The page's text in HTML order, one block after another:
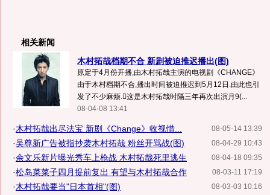
相关新闻
木村拓哉档期不合 新剧被迫推迟播出(图)
原定于4月份开播,由木村拓哉主演的电视剧《CHANGE》
由于木村档期不合,播出时间被迫推迟到5月12日.由此也引
发了不少麻烦.这是木村拓哉时隔三年再次出演月9(...
08-04-08 13:41
08-05-14 13:39
·木村拓哉出尽法宝 新剧《Change》收视惜...
08-04-29 10:43
·吴尊新广告被指抄袭木村拓哉 粉丝开骂战(图)
08-04-18 09:35
·余文乐新片曝光秀车上枪战 木村拓哉死里逃生
08-03-11 17:19
·松岛菜菜子四月提前复出 有望与木村拓哉合作
08-03-03 10:16
·木村拓哉要当"日本首相"(图)